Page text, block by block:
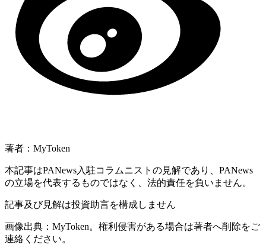
著者：MyToken
本記事はPANews入駐コラムニストの見解であり、PANews
の立場を代表するものではなく、法的責任を負いません。
記事及び見解は投資助言を構成しません
画像出典：MyToken。権利侵害がある場合は著者へ削除をご
連絡ください。